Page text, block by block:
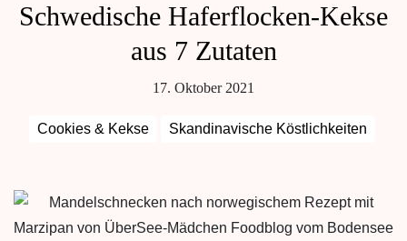
Schwedische Haferflocken-Kekse
aus 7 Zutaten
17. Oktober 2021
Cookies & Kekse Skandinavische Köstlichkeiten